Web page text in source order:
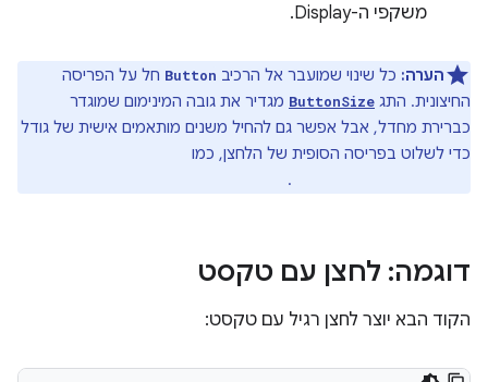
משקפי ה-Display.
הערה: כל שינוי שמועבר אל הרכיב Button חל על הפריסה
החיצונית. התג ButtonSize מגדיר את גובה המינימום שמוגדר
כברירת מחדל, אבל אפשר גם להחיל משנים מותאמים אישית של גודל
כדי לשלוט בפריסה הסופית של הלחצן, כמו
.
דוגמה: לחצן עם טקסט
הקוד הבא יוצר לחצן רגיל עם טקסט: